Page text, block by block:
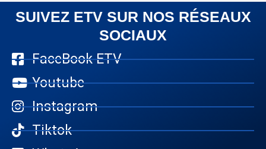
SUIVEZ ETV SUR NOS RÉSEAUX
SOCIAUX
FaceBook ETV
Youtube
Instagram
Tiktok